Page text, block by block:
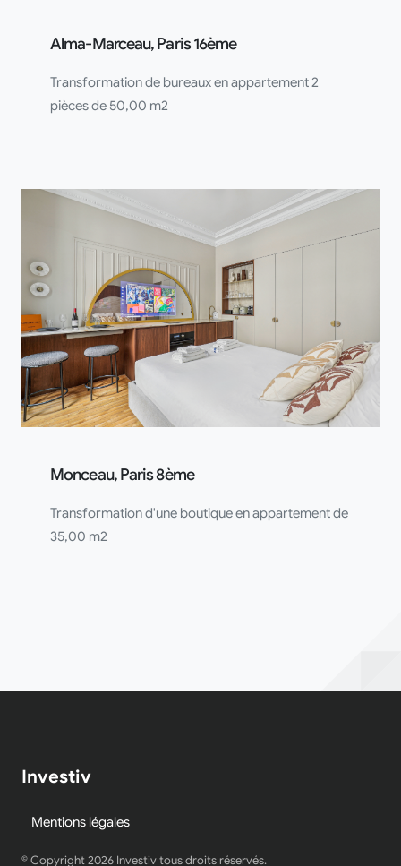
Alma-Marceau, Paris 16ème
Transformation de bureaux en appartement 2
pièces de 50,00 m2
Monceau, Paris 8ème
Transformation d'une boutique en appartement de
35,00 m2
Investiv
Mentions légales
© Copyright2026 Investiv tous droits réservés.